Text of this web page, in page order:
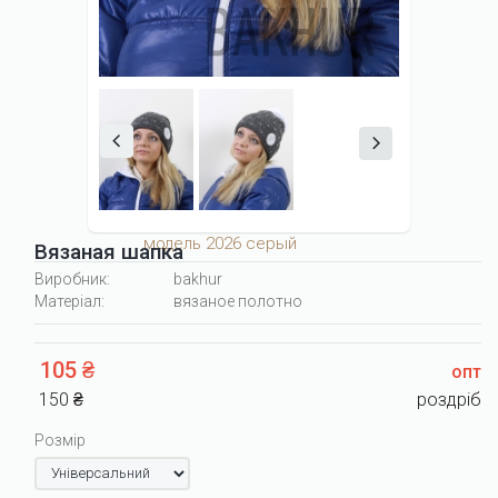
Вязаная шапкамодель 2026 серый
Виробник:
bakhur
Матеріал:
вязаное полотно
105 ₴
опт
150 ₴
роздріб
Розмір